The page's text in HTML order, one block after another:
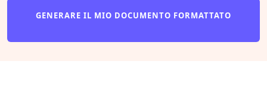
GENERARE IL MIO DOCUMENTO FORMATTATO